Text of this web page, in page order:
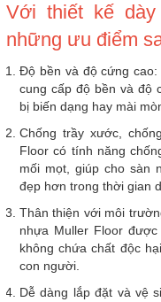
Với thiết kế
những ưu điểm
Độ bền và độ cứng
cung cấp độ bền và độ
bị biến dạng hay mài
Chống trầy xước,
Floor có tính năng
mối mọt, giúp cho sàn
đẹp hơn trong thời gian
Thân thiện với môi
nhựa Muller Floor
không chứa chất độc
con người.
Dễ dàng lắp đặt và vệ